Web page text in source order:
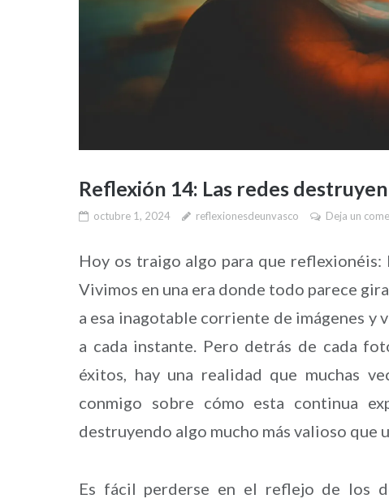
Reflexión 14: Las redes
octubre 1, 2024 reflexionesdeunvasco Deja un
Hoy os traigo algo para que
Vivimos en una era donde todo parece
a esa inagotable corriente de imágenes y
a cada instante. Pero detrás de cada
éxitos, hay una realidad que muchas
conmigo sobre cómo esta continua
destruyendo algo mucho más valioso que
Es fácil perderse en el reflejo de los